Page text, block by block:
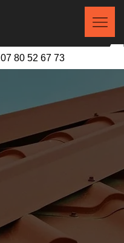
07 80 52 67 73